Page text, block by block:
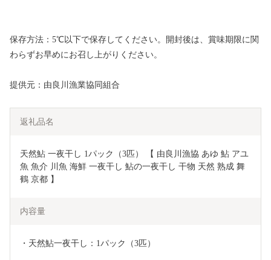
保存方法：5℃以下で保存してください。開封後は、賞味期限に関
わらずお早めにお召し上がりください。
提供元：由良川漁業協同組合
返礼品名
天然鮎 一夜干し 1パック（3匹） 【 由良川漁協 あゆ 鮎 アユ
魚 魚介 川魚 海鮮 一夜干し 鮎の一夜干し 干物 天然 熟成 舞
鶴 京都 】
内容量
・天然鮎一夜干し：1パック（3匹）